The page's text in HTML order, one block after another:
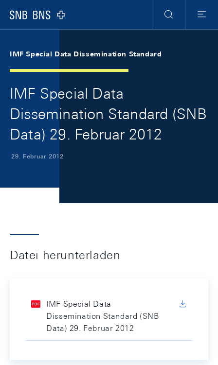
Logo
Suche
Menu
IMF Special Data Dissemination Standard
IMF Special Data
Dissemination Standard (SNB
Data) 29. Februar 2012
29. Februar 2012
Datei herunterladen
IMF Special Data
Dissemination Standard (SNB
Data) 29. Februar 2012